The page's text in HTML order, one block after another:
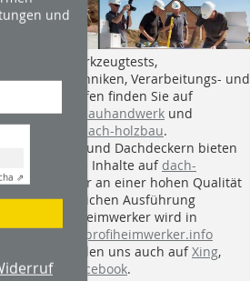
und
⇗
Videos von Werkzeugtests,
Verarbeitungs- und
Montageabläufen finden Sie auf
bauhandwerk und
dach-holzbau.
Zimmerleuten und Dachdeckern bieten
wir spannende Inhalte auf dach-
, der an einer hohen Qualität
handwerklichen Ausführung
interessierte Heimwerker wird in
Blog
profiheimwerker.info
fündig. Sie finden uns auch aufXing,
und Facebook.